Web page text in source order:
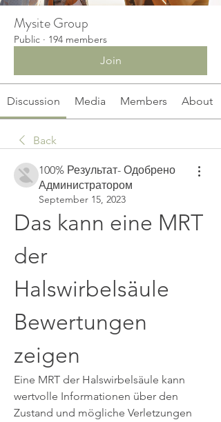
Mysite Group
Public · 194 members
Join
Discussion Media Members About
Back
100% Результат- Одобрено
Администратором
September 15, 2023
Das kann eine MRT
der
Halswirbelsäule
Bewertungen
zeigen
Eine MRT der Halswirbelsäule kann
wertvolle Informationen über den
Zustand und mögliche Verletzungen